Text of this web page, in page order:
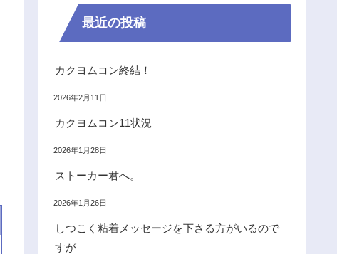
最近の投稿
カクヨムコン終結！
2026年2月11日
カクヨムコン11状況
2026年1月28日
ストーカー君へ。
2026年1月26日
しつこく粘着メッセージを下さる方がいるので
すが